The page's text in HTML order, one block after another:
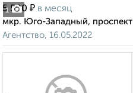
1
5 500 ₽ в месяц
мкр. Юго-Западный, проспект
Агентство, 16.05.2022